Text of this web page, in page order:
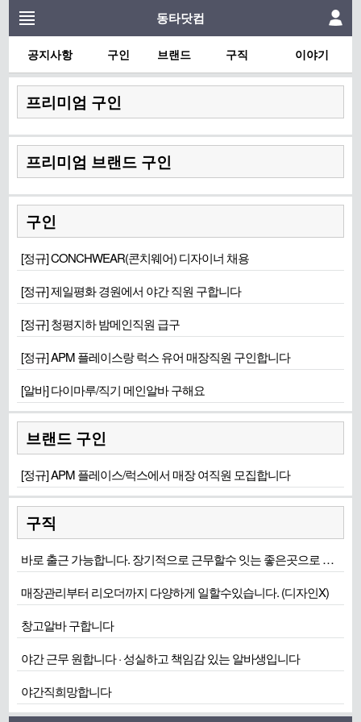
동타닷컴
공지사항 구인 브랜드 구직 이야기
프리미엄 구인
프리미엄 브랜드 구인
구인
[정규] CONCHWEAR(콘치웨어) 디자이너 채용
[정규] 제일평화 경원에서 야간 직원 구합니다
[정규] 청평지하 밤메인직원 급구
[정규] APM 플레이스랑 럭스 유어 매장직원 구인합니다
[알바] 다이마루/직기 메인알바 구해요
브랜드 구인
[정규] APM 플레이스/럭스에서 매장 여직원 모집합니다
구직
바로 출근 가능합니다. 장기적으로 근무할수 잇는 좋은곳으로 희망합니다
매장관리부터 리오더까지 다양하게 일할수있습니다. (디자인X)
창고알바 구합니다
야간 근무 원합니다 · 성실하고 책임감 있는 알바생입니다
야간직희망합니다